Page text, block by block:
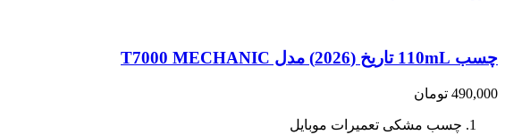
چسب 110mL تاریخ (2026) مدل T7000 MECHANIC
490,000 تومان
چسب مشکی تعمیرات موبایل